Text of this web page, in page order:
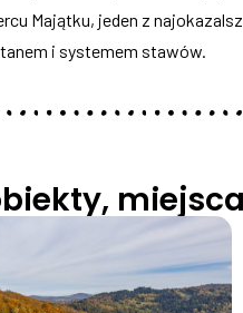
Majątku, jeden z
i systemem stawów.